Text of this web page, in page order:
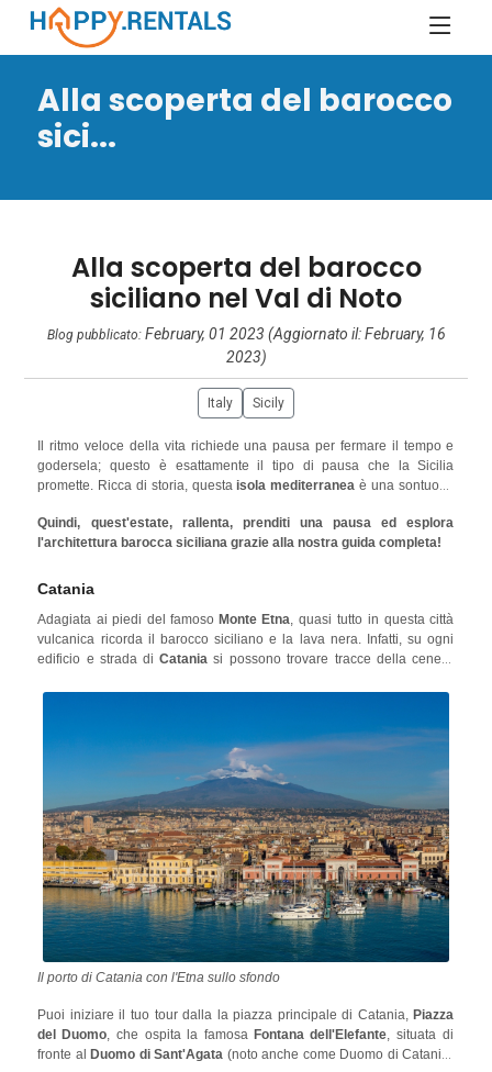
Alla scoperta del barocco
sici...
Alla scoperta del barocco
siciliano nel Val di Noto
Blog pubblicato: February, 01 2023 (Aggiornato il: February, 16
2023)
Italy Sicily
Il ritmo veloce della vita richiede una pausa per fermare il tempo e
godersela; questo è esattamente il tipo di pausa che la Sicilia
promette. Ricca di storia, questa isola mediterranea è una sontuosa
barocca, piatti appetitosi e storia antica che ti trasporterà in luoghi
sconosciuti. Potrai ammirare l'anima della Sicilia nella parte sud-
barocche protette dall'UNESCO
Quindi, quest'estate, rallenta, prenditi una pausa ed esplora
l'architettura barocca siciliana grazie alla nostra guida completa!
Catania
Adagiata ai piedi del famoso Monte Etna, quasi tutto in questa città
vulcanica ricorda il barocco siciliano e la lava nera. Infatti, su ogni
edificio e strada diCataniasi possono trovare tracce della cenere
facile da raggiungere in aereo ed è anche una comoda base per
Il porto di Catania con l'Etna sullo sfondo
Puoi iniziare il tuo tour dalla la piazza principale di Catania, Piazza
del Duomo, che ospita la famosa Fontana dell'Elefante, situata di
fronte al Duomo di Sant'Agata (noto anche come Duomo di Catania)